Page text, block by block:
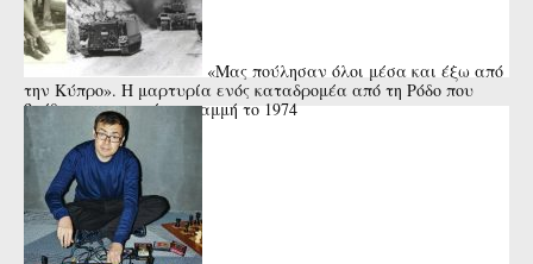
«Μας πούλησαν όλοι μέσα και έξω από
την Κύπρο». Η μαρτυρία ενός καταδρομέα από τη Ρόδο που
βρέθηκε στην πρώτη γραμμή το 1974